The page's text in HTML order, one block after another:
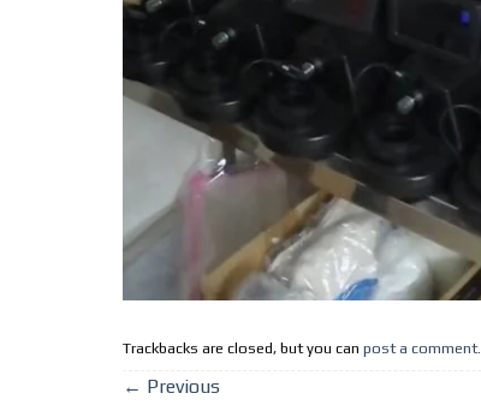
Trackbacks are closed, but you can post a comment.
← Previous